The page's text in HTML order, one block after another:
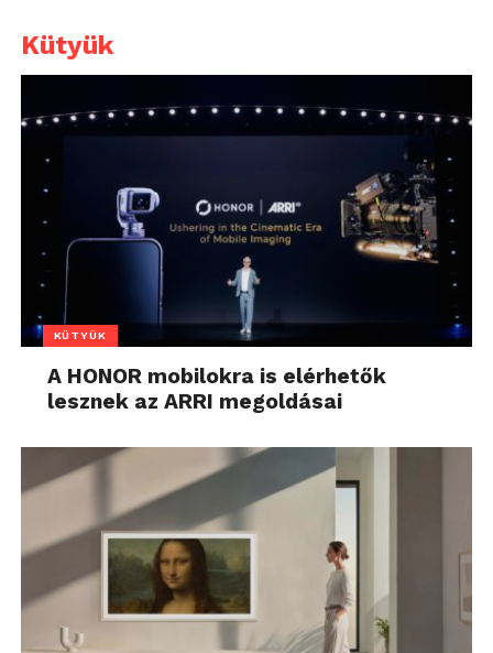
Kütyük
KÜTYÜK
A HONOR mobilokra is elérhetők
lesznek az ARRI megoldásai